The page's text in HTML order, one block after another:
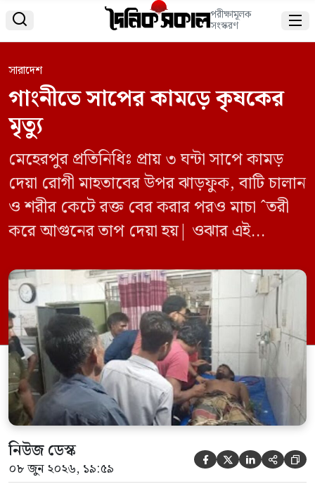
 পরীক্ষামূলক
সংস্করণ 
সারাদেশ
গাংনীতে সাপের কামড়ে কৃষকের
মৃত্যু
মেহেরপুর প্রতিনিধিঃ প্রায় ৩ ঘন্টা সাপে কামড়
দেয়া রোগী মাহতাবের উপর ঝাড়ফুক, বাটি চালান
ও শরীর কেটে রক্ত বের করার পরও মাচা ˆতরী
করে আগুনের তাপ দেয়া হয়| ওঝার এই
অবশেষে দুপুরের দিকে মৃত্যুর কোলে ঢলে পড়েন
মাহাতাব| মাহাতাব আলী মেহেরপুরের গাংনী
উপজেলার হিজলবাড়িয়া দক্ষিণ পাড়ার মৃত
শামসুল হকের ছেলে| মাহাতাবের […]
নিউজ ডেস্ক
০৮ জুন ২০২৬, ১৯:৫৯     